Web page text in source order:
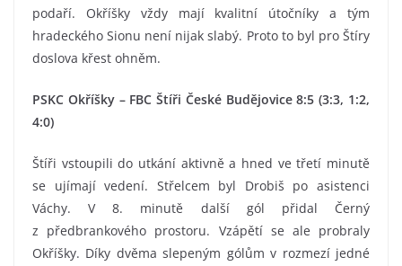
podaří. Okříšky vždy mají kvalitní útočníky a tým
hradeckého Sionu není nijak slabý. Proto to byl pro Štíry
doslova křest ohněm.
PSKC Okříšky – FBC Štíři České Budějovice 8:5 (3:3, 1:2,
4:0)
Štíři vstoupili do utkání aktivně a hned ve třetí minutě
se ujímají vedení. Střelcem byl Drobiš po asistenci
Váchy. V 8. minutě další gól přidal Černý
z předbrankového prostoru. Vzápětí se ale probraly
Okříšky. Díky dvěma slepeným gólům v rozmezí jedné